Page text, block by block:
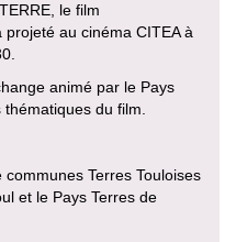
le film
au cinéma CITEA à
animé par le Pays
du film.
Terres Touloises
et le Pays Terres de